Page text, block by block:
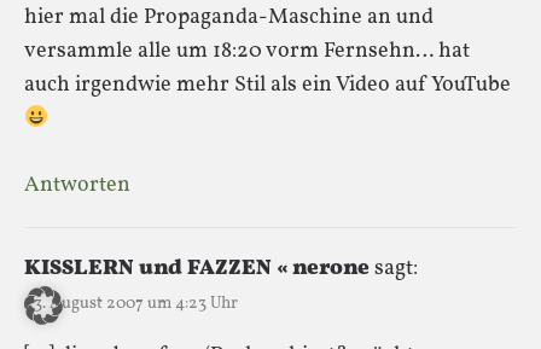
hier mal die Propaganda-Maschine an und
versammle alle um 18:20 vorm Fernsehn… hat
auch irgendwie mehr Stil als ein Video auf YouTube
Antworten
KISSLERN und FAZZEN « neronesagt:
23. August 2007 um 4:23 Uhr